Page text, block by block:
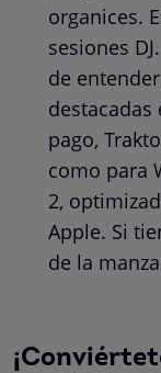
organices.
sesiones
de
pago,
como para
2,
Apple. Si
de la